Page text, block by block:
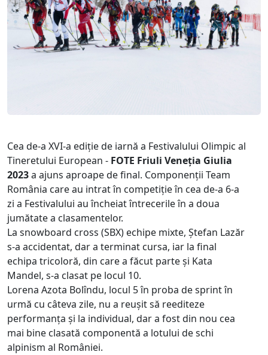
Cea de-a XVI-a ediție de iarnă a Festivalului Olimpic al
Tineretului European - FOTE Friuli Veneția Giulia
2023a ajuns aproape de final. Componenții Team
România care au intrat în competiție în cea de-a 6-a
zi a Festivalului au încheiat întrecerile în a doua
jumătate a clasamentelor.
La snowboard cross (SBX) echipe mixte, Ștefan Lazăr
s-a accidentat, dar a terminat cursa, iar la final
echipa tricoloră, din care a făcut parte și Kata
Mandel, s-a clasat pe locul 10.
Lorena Azota Bolîndu, locul 5 în proba de sprint în
urmă cu câteva zile, nu a reușit să reediteze
performanța și la individual, dar a fost din nou cea
mai bine clasată componentă a lotului de schi
alpinism al României.